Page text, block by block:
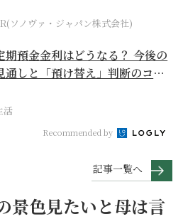
ソノヴァ・ジャパン株式会社)
期預金金利はどうなる？ 今後の
通しと「預け替え」判断のコツ
活
Recommended by
記事一覧へ
景色見たいと母は言